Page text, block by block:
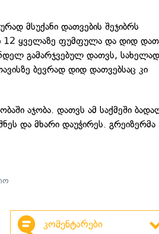
მსუქანი დათვების შეჯიბრს
12 ყველაზე ფუმფულა და დიდ
გამარჯვებულ დათვს, სახელად
ბევრად დიდ დათვებსაც კი
აჯობა. დათვს ამ საქმეში
და მხარი დაუჭირეს. გრეიზერმა
კომენტარები